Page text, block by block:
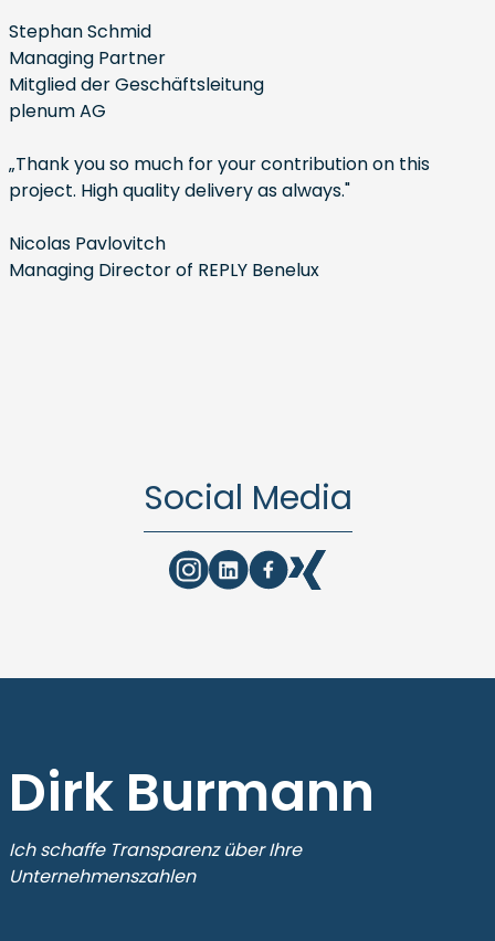
Stephan Schmid
Managing Partner
Mitglied der Geschäftsleitung
plenum AG
„Thank you so much for your contribution on this
project. High quality delivery as always."
Nicolas Pavlovitch
Managing Director of REPLY Benelux
Social Media
Dirk Burmann
Ich schaffe Transparenz über Ihre
Unternehmenszahlen